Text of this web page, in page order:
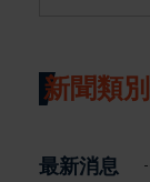
新聞類別
最新消息